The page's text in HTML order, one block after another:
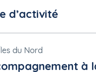
des procédures de
modalités de l'article
Social et Adoma
d’activité
du Nord
à